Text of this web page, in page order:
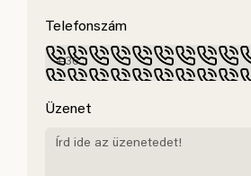
Telefonszám
Üzenet